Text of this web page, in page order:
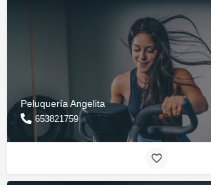
Peluquería Angelita
653821759